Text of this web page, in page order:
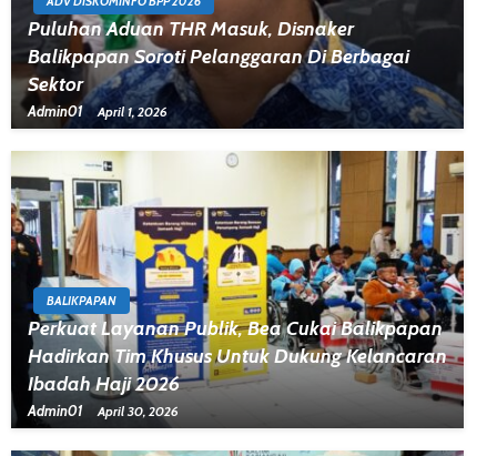
Puluhan Aduan THR Masuk, Disnaker
Balikpapan Soroti Pelanggaran Di Berbagai
Sektor
Admin01 April 1, 2026
BALIKPAPAN
Perkuat Layanan Publik, Bea Cukai Balikpapan
Hadirkan Tim Khusus Untuk Dukung Kelancaran
Ibadah Haji 2026
Admin01 April 30, 2026